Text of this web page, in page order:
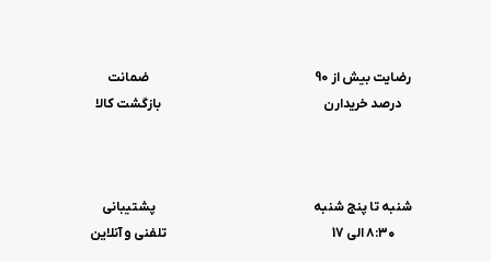
رضایت بیش از 90
درصد خریدارن
ضمانت
بازگشت کالا
شنبه تا پنج شنبه
۸:۳۰ الی 17
پشتیبانی
تلفنی و آنلاین